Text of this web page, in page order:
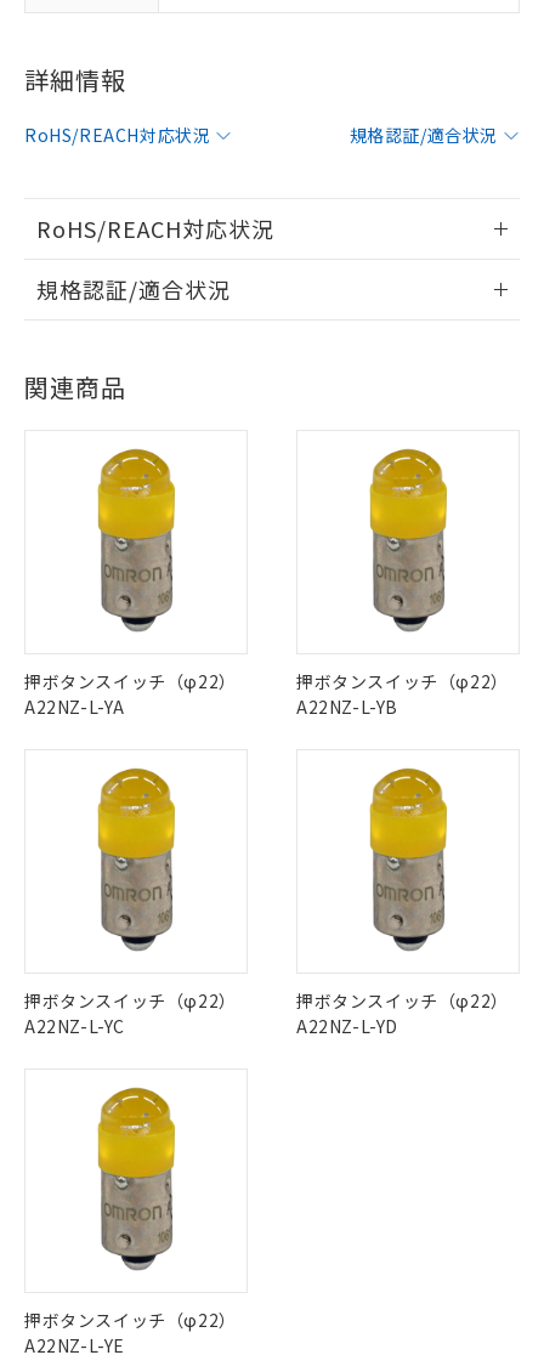
詳細情報
RoHS/REACH対応状況 規格認証/適合状況
RoHS/REACH対応状況
EU RoHS 注意事項・凡例
対応状況 ※1
対応済み
中国 RoHS 注意事項・凡例
中国 RoHS表※1 ※2
"対応済み"や非含有の記載がされた商品であっても、流通
在庫等で未対応品が混在する可能性があります。
非含有品が必要な際は、弊社営業部門もしくは販売店へお
問い合わせください。
規格認証/適合状況
No
LR型式承認
船舶規格）
BV型式承認
船舶規格）
その他の認証はこちらのページからご検索ください
関連商品
押ボタンスイッチ（φ22）
A22NZ-L-YA
押ボタンスイッチ（φ22）
A22NZ-L-YB
押ボタンスイッチ（φ22）
A22NZ-L-YC
押ボタンスイッチ（φ22）
A22NZ-L-YD
押ボタンスイッチ（φ22）
A22NZ-L-YE
ご利用条件
ご利用ください。
本サービスは、当社制御機器事業取扱
商品の当社在庫状況および標準価格
(税抜)を提供させていただくもので
す。
当社制御機器事業取扱商品の中には、
本サービスの対象外となる商品もある
記載している更新日時点での社内デー
タに基づき作成されるものであり、閲
覧された時点での実際の在庫および標
準価格とは異なる場合があることをご
了承ください。
正式な納期状況および標準価格はお客
様のお取引先、またはお客様担当のオ
ムロン制御機器販売店・当社販売員に
ご相談ください。
オムロン制御機器販売店や当社販売拠
点は「
ください。
在庫状況および標準価格結果を当社の
※1 対応状況
対応済み：EU RoHS指令（10物質）の
非含有に対応した製品が提供可能な商品で
す。
有に対応した製品に切り替える予定のある
商品です。
対応予定なし：EU RoHS指令（10物質）の
非含有に非対応の商品で、対応品を出す予
定はありません。
調査・確認中：EU RoHS指令（10物質）の
非含有の対応状況を調査中または確認中の
商品です。
非該当品：ライセンス料など無形物で、有
害物質有無と関係のない商品です。
仕入先様の事情により、非含有部品として
いたものが、含有品と判明した場合などや
むを得ず変更することがあります。
*EU RoHS指令（10物質）：
類(PBB) 1000ppm以下、ポリ臭化ジフェニルエーテル類
(PBDE) 1000ppm以下、フタル酸ビス(2-エチルヘキシ
ル) (DEHP)(別名：DOP) 1000ppm以下、フタル酸ブチ
ルベンジル（BBP） 1000ppm以下、フタル酸ジブチル
（DBP） 1000ppm以下、フタル酸ジイソブチル
(DIBP) 1000ppm以下
但し、RoHS指令で産業用監視および制御機器に対する
適用除外項目は除く。
フタル酸エステル類の４物質については閾値を超える意
図的な使用がないことを確認しています。
※2 対応予定月
※1 中国RoHS○×表
「○」：最大均質材料含有率が中国RoHSの
基準値以下であることを示します。
「×」：最大均質材料含有率が中国RoHSの
基準値を超えていることを示します。
「－」：未確認です。当社販売部門へお問
い合わせください。
Pb(鉛) :1000ppm、 Hg(水銀) : 1000ppm、 Cd(カドミウ
ム) : 100ppm、
Cr(Ⅵ)(六価クロム) : 1000ppm、 PBBs(ポリ臭化ビフェ
ニル類) : 1000ppm、 PBDEs(ポリ臭化ジフェニルエーテ
ル類) : 1000ppm、
DBP(フタル酸ジブチル) : 1000ppm、 DIBP(フタル酸ジ
イソブチル) : 1000ppm、 BBP(フタル酸ブチルベンジ
ル) : 1000ppm、
DEHP(フタル酸ビス(2-エチルヘキシル)) : 1000ppm
「ｅ」：有害物質（10物質）のすべてが基
準値以下であることを示します。
当社は、これら貴社製品のうち、外国
為替および外国貿易法に定める商品
（以下｢規制貨物等」という）を輸出
または国外への提供する場合は、日本
とります。
当社は規制貨物を破棄する場合は、完
全に破砕するなど、違法に輸出されな
いよう必要な手段を講じます。
当社は貴社製品を、核兵器、ミサイ
ル、化学兵器、生物兵器またはその他
武器並びにこれらの製造装置等に一切
当社は、貴社製品を第三者に販売する
場合は、上記1、2および3の内容を当
記
号
○
△
－
たはお客様担当のオムロン制御
機器販売店・当社販売員にご確
認ください)